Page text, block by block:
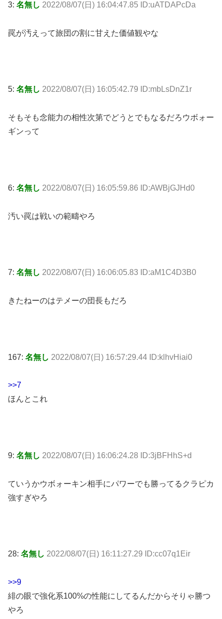
3: 名無し 2022/08/07(日) 16:04:47.85 ID:uATDAPcDa
罠が汚えって旅団の割に甘えた価値観やな
5: 名無し 2022/08/07(日) 16:05:42.79 ID:mbLsDnZ1r
そもそも念能力の相性次第でどうとでもなるだろウボォー
ギンって
6: 名無し 2022/08/07(日) 16:05:59.86 ID:AWBjGJHd0
汚い罠は戦いの範疇やろ
7: 名無し 2022/08/07(日) 16:06:05.83 ID:aM1C4D3B0
きたねーのはテメーの団長もだろ
167: 名無し 2022/08/07(日) 16:57:29.44 ID:klhvHiai0
>>7
ほんとこれ
9: 名無し 2022/08/07(日) 16:06:24.28 ID:3jBFHhS+d
ていうかウボォーキン相手にパワーでも勝ってるクラピカ
強すぎやろ
28: 名無し 2022/08/07(日) 16:11:27.29 ID:cc07q1Eir
>>9
緋の眼で強化系100%の性能にしてるんだからそりゃ勝つ
やろ